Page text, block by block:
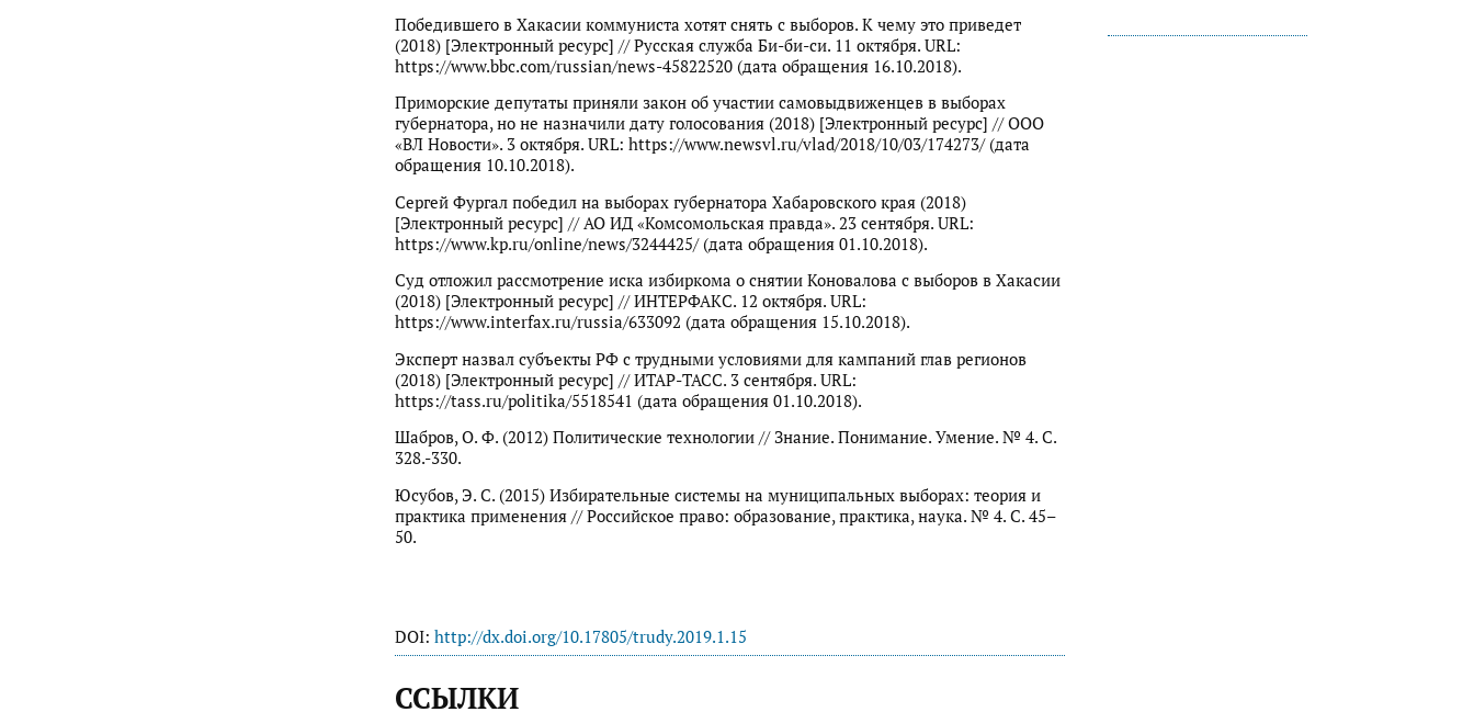
Победившего в Хакасии коммуниста хотят снять с выборов. К чему это приведет
(2018) [Электронный ресурс] // Русская служба Би-би-си. 11 октября. URL:
https://www.bbc.com/russian/news-45822520 (дата обращения 16.10.2018).
Приморские депутаты приняли закон об участии самовыдвиженцев в выборах
губернатора, но не назначили дату голосования (2018) [Электронный ресурс] // ООО
«ВЛ Новости». 3 октября. URL: https://www.newsvl.ru/vlad/2018/10/03/174273/ (дата
обращения 10.10.2018).
Сергей Фургал победил на выборах губернатора Хабаровского края (2018)
[Электронный ресурс] // АО ИД «Комсомольская правда». 23 сентября. URL:
https://www.kp.ru/online/news/3244425/ (дата обращения 01.10.2018).
Суд отложил рассмотрение иска избиркома о снятии Коновалова с выборов в Хакасии
(2018) [Электронный ресурс] // ИНТЕРФАКС. 12 октября. URL:
https://www.interfax.ru/russia/633092 (дата обращения 15.10.2018).
Эксперт назвал субъекты РФ с трудными условиями для кампаний глав регионов
(2018) [Электронный ресурс] // ИТАР-ТАСС. 3 сентября. URL:
https://tass.ru/politika/5518541 (дата обращения 01.10.2018).
Шабров, О. Ф. (2012) Политические технологии // Знание. Понимание. Умение. № 4. С.
328.-330.
Юсубов, Э. С. (2015) Избирательные системы на муниципальных выборах: теория и
практика применения // Российское право: образование, практика, наука. № 4. С. 45–
50.
DOI: http://dx.doi.org/10.17805/trudy.2019.1.15
ССЫЛКИ